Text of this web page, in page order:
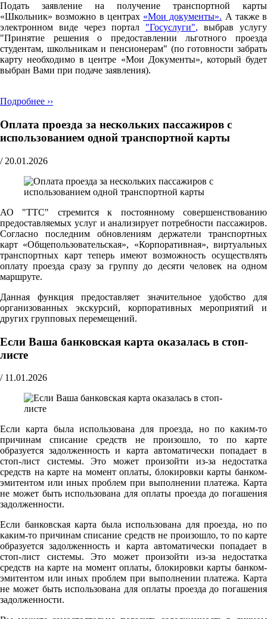
Подать заявление на получение транспортной карты
«Школьник» возможно в центрах «Мои документы». А также в
электронном виде через портал "Госуслуги", выбрав услугу
"Принятие решения о предоставлении льготного проезда
студентам, школьникам и пенсионерам" (по готовности забрать
карту необходимо в центре «Мои Документы», который будет
выбран Вами при подаче заявления).
Подробнее ››
Оплата проезда за нескольких пассажиров с
использованием одной транспортной карты
/ 20.01.2026
АО "ТТС" стремится к постоянному совершенствованию
предоставляемых услуг и анализирует потребности пассажиров.
Согласно последним обновлениям держатели транспортных
карт «Общепользовательская», «Корпоративная», виртуальных
транспортных карт теперь имеют возможность осуществлять
оплату проезда сразу за группу до десяти человек на одном
маршруте.
Данная функция предоставляет значительное удобство для
организованных экскурсий, корпоративных мероприятий и
других групповых перемещений.
Если Ваша банковская карта оказалась в стоп-
листе
/ 11.01.2026
Если карта была использована для проезда, но по каким-то
причинам списание средств не произошло, то по карте
образуется задолженность и карта автоматически попадает в
стоп-лист системы. Это может произойти из-за недостатка
средств на карте на момент оплаты, блокировки карты банком-
эмитентом или иных проблем при выполнении платежа. Карта
не может быть использована для оплаты проезда до погашения
задолженности.
Если банковская карта была использована для проезда, но по
каким-то причинам списание средств не произошло, то по карте
образуется задолженность и карта автоматически попадает в
стоп-лист системы. Это может произойти из-за недостатка
средств на карте на момент оплаты, блокировки карты банком-
эмитентом или иных проблем при выполнении платежа. Карта
не может быть использована для оплаты проезда до погашения
задолженности.